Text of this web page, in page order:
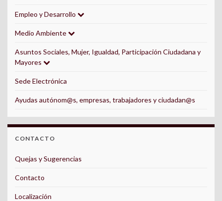
Empleo y Desarrollo
Medio Ambiente
Asuntos Sociales, Mujer, Igualdad, Participación Ciudadana y
Mayores
Sede Electrónica
Ayudas autónom@s, empresas, trabajadores y ciudadan@s
CONTACTO
Quejas y Sugerencias
Contacto
Localización